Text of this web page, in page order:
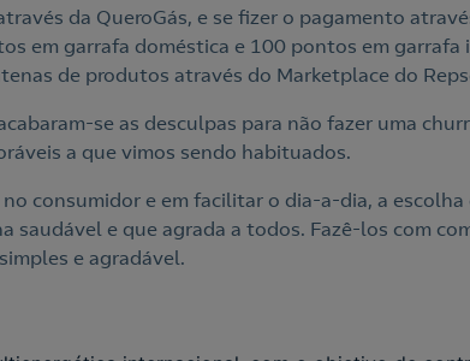
da QueroGás, e se fizer o pagamento
em garrafa doméstica e 100 pontos em
de produtos através do Marketplace do
se as desculpas para não fazer uma
a que vimos sendo habituados.
no consumidor e em facilitar o dia-a-dia, a
saudável e que agrada a todos. Fazê-los com
e agradável.